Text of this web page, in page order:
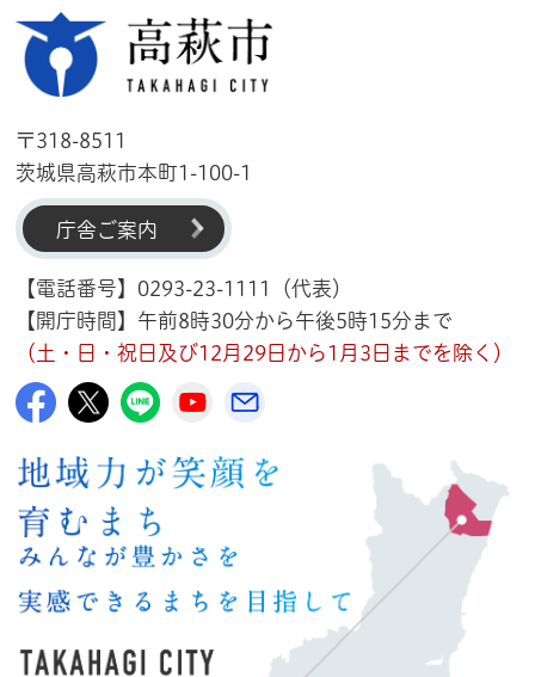
〒318-8511
茨城県高萩市本町1-100-1
庁舎ご案内
【電話番号】0293-23-1111（代表）
【開庁時間】午前8時30分から午後5時15分まで
（土・日・祝日及び12月29日から1月3日までを除く）
高萩市公式Facebook
高萩市公式X
高萩市公式LINE
高萩市YouTube公式チャンネル